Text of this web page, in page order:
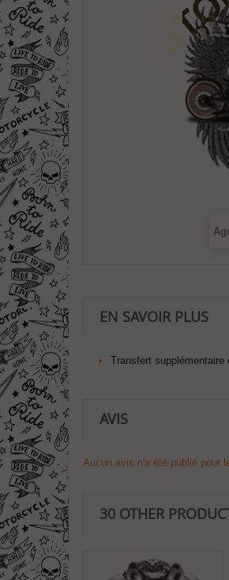
EN SAVOIR PLUS
Transfert supplémentaire
AVIS
Aucun avis n'a été publié pour
30 OTHER